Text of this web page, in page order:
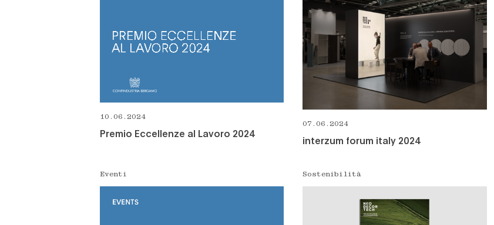
10.06.2024
Premio Eccellenze al Lavoro 2024
07.06.2024
interzum forum italy 2024
Eventi Sostenibilità